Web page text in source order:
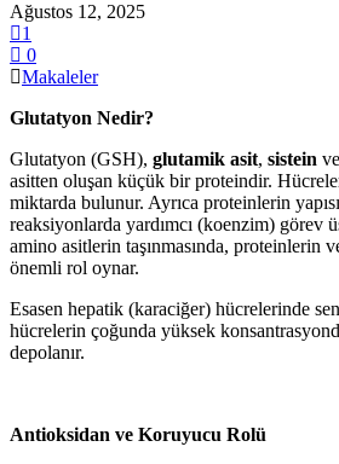
Ağustos 12, 2025
1
0
Makaleler
Glutatyon Nedir?
Glutatyon (GSH), glutamik asit, sistein ve
asitten oluşan küçük bir proteindir.
miktarda bulunur. Ayrıca proteinlerin
reaksiyonlarda yardımcı (koenzim) görev
amino asitlerin taşınmasında, proteinlerin
önemli rol oynar.
Esasen hepatik (karaciğer) hücrelerinde
hücrelerin çoğunda yüksek
depolanır.
Antioksidan ve Koruyucu Rolü